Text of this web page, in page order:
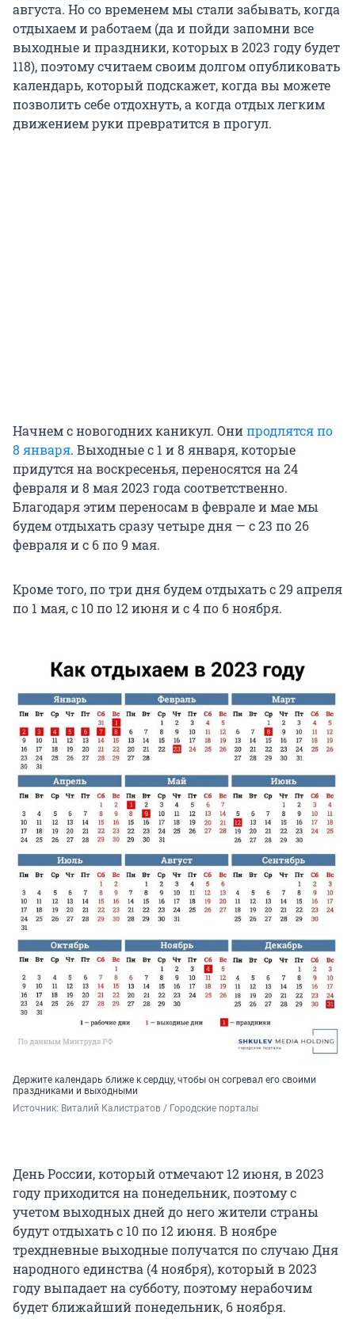
августа. Но со временем мы стали забывать, когда
отдыхаем и работаем (да и пойди запомни все
выходные и праздники, которых в 2023 году будет
118), поэтому считаем своим долгом опубликовать
календарь, который подскажет, когда вы можете
позволить себе отдохнуть, а когда отдых легким
движением руки превратится в прогул.
Начнем с новогодних каникул. Онипродлятся по
8 января. Выходные с 1 и 8 января, которые
придутся на воскресенья, переносятся на 24
февраля и 8 мая 2023 года соответственно.
Благодаря этим переносам в феврале и мае мы
будем отдыхать сразу четыре дня — с 23 по 26
февраля и с 6 по 9 мая.
Кроме того, по три дня будем отдыхать с 29 апреля
по 1 мая, с 10 по 12 июня и с 4 по 6 ноября.
Держите календарь ближе к сердцу, чтобы он согревал его своими
праздниками и выходными
Источник: Виталий Калистратов / Городские порталы
День России, который отмечают 12 июня, в 2023
году приходится на понедельник, поэтому с
учетом выходных дней до него жители страны
будут отдыхать с 10 по 12 июня. В ноябре
трехдневные выходные получатся по случаю Дня
народного единства (4 ноября), который в 2023
году выпадает на субботу, поэтому нерабочим
будет ближайший понедельник, 6 ноября.